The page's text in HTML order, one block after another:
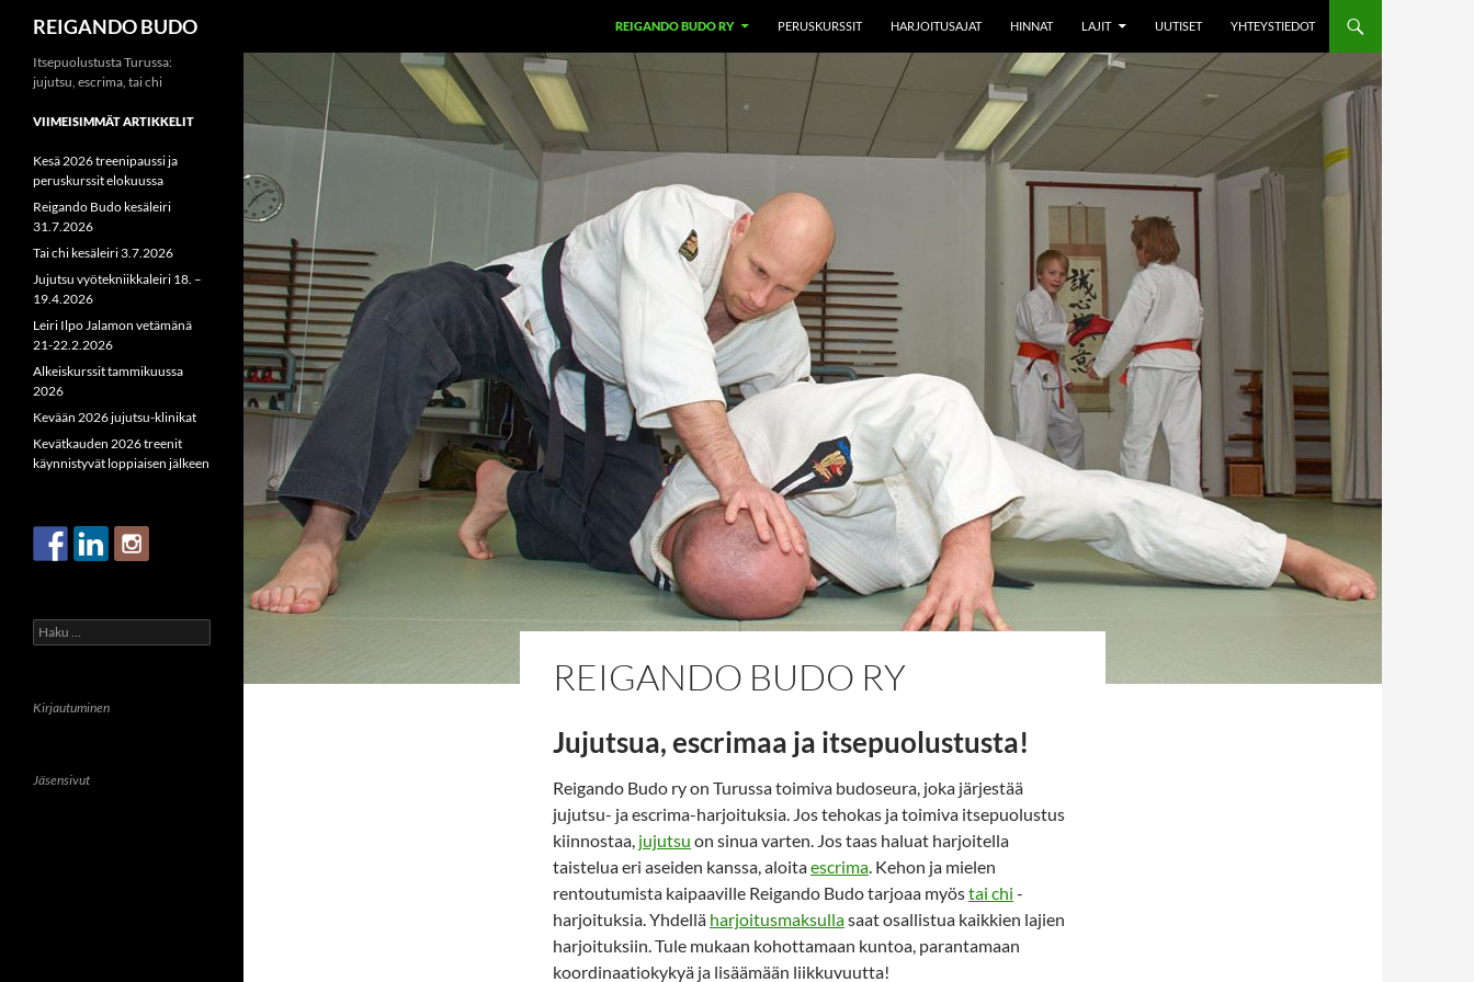
Siirry
sisältöön
REIGANDO BUDO REIGANDO BUDO RY PERUSKURSSIT HARJOITUSAJAT HINNAT LAJIT UUTISET YHTEYSTIEDOT
REIGANDO BUDO RY
Jujutsua, escrimaa ja itsepuolustusta!
Reigando Budo ry on Turussa toimiva budoseura, joka järjestää
jujutsu- ja escrima-harjoituksia. Jos tehokas ja toimiva itsepuolustus
kiinnostaa, jujutsu on sinua varten. Jos taas haluat harjoitella
taistelua eri aseiden kanssa, aloitaescrima. Kehon ja mielen
rentoutumista kaipaaville Reigando Budo tarjoaa myöstai chi -
harjoituksia. Yhdellä harjoitusmaksullasaat osallistua kaikkien lajien
harjoituksiin. Tule mukaan kohottamaan kuntoa, parantamaan
koordinaatiokykyä ja lisäämään liikkuvuutta!
Itsepuolustusta Turussa:
jujutsu, escrima, tai chi
VIIMEISIMMÄT ARTIKKELIT
Kesä 2026 treenipaussi ja
peruskurssit elokuussa
Reigando Budo kesäleiri
31.7.2026
Tai chi kesäleiri 3.7.2026
Jujutsu vyötekniikkaleiri 18. –
19.4.2026
Leiri Ilpo Jalamon vetämänä
21-22.2.2026
Alkeiskurssit tammikuussa
2026
Kevään 2026 jujutsu-klinikat
Kevätkauden 2026 treenit
käynnistyvät loppiaisen jälkeen
Haku:
Kirjautuminen
Jäsensivut